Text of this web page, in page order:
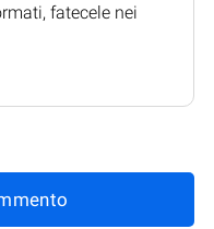
fatecele nei